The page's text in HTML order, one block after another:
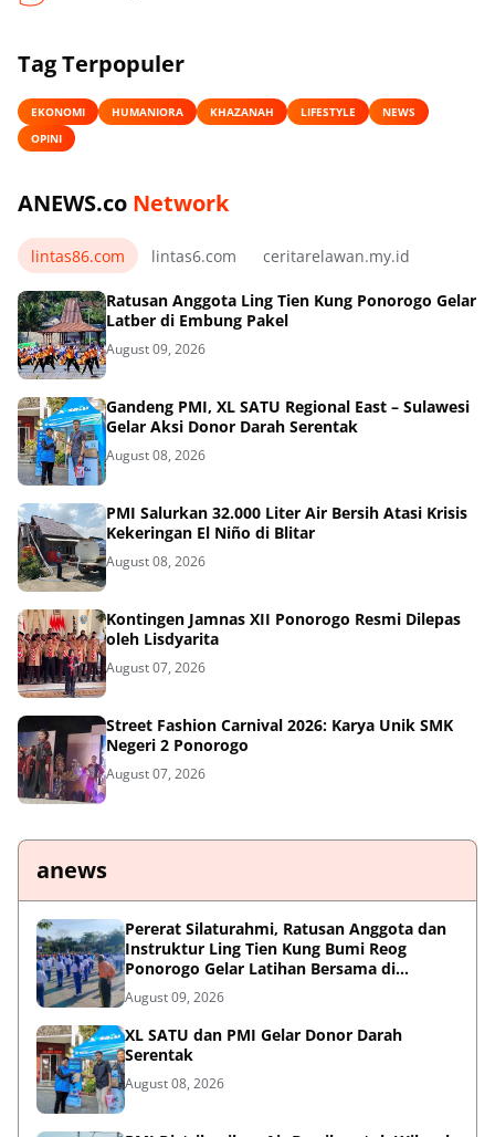
Tag Terpopuler
EKONOMI HUMANIORA KHAZANAH LIFESTYLE
NEWS
OPINI
ANEWS.co Network
lintas86.com lintas6.com ceritarelawan.my.id
Ratusan Anggota Ling Tien Kung Ponorogo Gelar
Latber di Embung Pakel
August 09, 2026
Gandeng PMI, XL SATU Regional East – Sulawesi
Gelar Aksi Donor Darah Serentak
August 08, 2026
PMI Salurkan 32.000 Liter Air Bersih Atasi Krisis
Kekeringan El Niño di Blitar
August 08, 2026
Kontingen Jamnas XII Ponorogo Resmi Dilepas
oleh Lisdyarita
August 07, 2026
Street Fashion Carnival 2026: Karya Unik SMK
Negeri 2 Ponorogo
August 07, 2026
anews
Pererat Silaturahmi, Ratusan Anggota dan
Instruktur Ling Tien Kung Bumi Reog
Ponorogo Gelar Latihan Bersama di
Embung Pakel
August 09, 2026
XL SATU dan PMI Gelar Donor Darah
Serentak
August 08, 2026